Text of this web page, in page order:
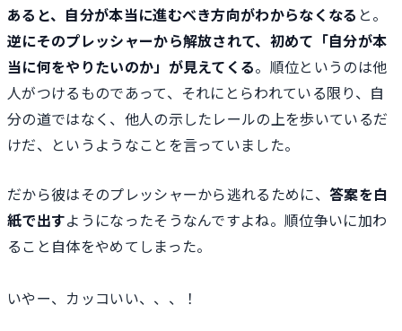
あると、自分が本当に進むべき方向がわからなくなる と。
逆にそのプレッシャーから解放されて、初めて「自分が本
当に何をやりたいのか」が見えてくる。順位というのは他
人がつけるものであって、それにとらわれている限り、自
分の道ではなく、他人の示したレールの上を歩いているだ
けだ、というようなことを言っていました。
だから彼はそのプレッシャーから逃れるために、答案を白
紙で出すようになったそうなんですよね。順位争いに加わ
ること自体をやめてしまった。
いやー、カッコいい、、、！